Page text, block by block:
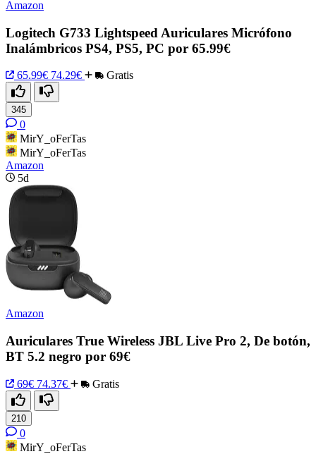
Amazon
Logitech G733 Lightspeed Auriculares Micrófono
Inalámbricos PS4, PS5, PC por 65.99€
65.99€ 74.29€ Gratis
345
0
MirY_oFerTas
MirY_oFerTas
Amazon
5d
Amazon
Auriculares True Wireless JBL Live Pro 2, De botón,
BT 5.2 negro por 69€
69€ 74.37€ Gratis
210
0
MirY_oFerTas